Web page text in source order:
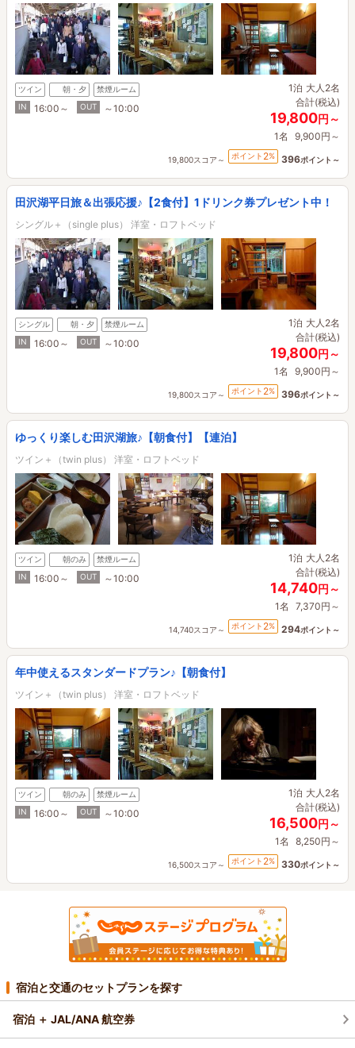
ツイン 朝・夕
禁煙ルーム
IN
16:00～ OUT ～10:00
1泊 大人2名
合計(税込)
19,800円～
1名 9,900円～
19,800スコア～ ポイント 2% 396ポイント～
田沢湖平日旅＆出張応援♪【2食付】1ドリンク券プレゼント中！
シングル＋（single plus） 洋室・ロフトベッド
シングル 朝・夕
禁煙ルーム
IN
16:00～ OUT ～10:00
1泊 大人2名
合計(税込)
19,800円～
1名 9,900円～
19,800スコア～ ポイント 2% 396ポイント～
ゆっくり楽しむ田沢湖旅♪【朝食付】【連泊】
ツイン＋（twin plus） 洋室・ロフトベッド
ツイン 朝のみ
禁煙ルーム
IN
16:00～ OUT ～10:00
1泊 大人2名
合計(税込)
14,740円～
1名 7,370円～
14,740スコア～ ポイント 2% 294ポイント～
年中使えるスタンダードプラン♪【朝食付】
ツイン＋（twin plus） 洋室・ロフトベッド
ツイン 朝のみ
禁煙ルーム
IN
16:00～ OUT ～10:00
1泊 大人2名
合計(税込)
16,500円～
1名 8,250円～
16,500スコア～ ポイント 2% 330ポイント～
宿泊と交通のセットプランを探す
宿泊 ＋ JAL/ANA 航空券